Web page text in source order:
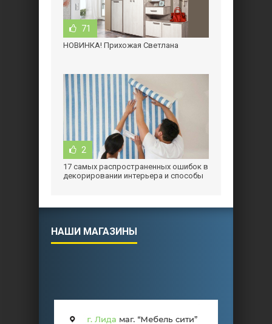
71
НОВИНКА! Прихожая Светлана
2
17 самых распространенных ошибок в
декорировании интерьера и способы
НАШИ МАГАЗИНЫ